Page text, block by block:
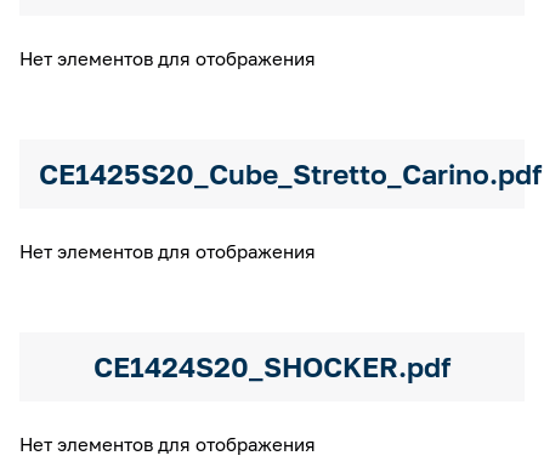
Нет элементов для отображения
CE1425S20_Cube_Stretto_Carino.pdf
Нет элементов для отображения
CE1424S20_SHOCKER.pdf
Нет элементов для отображения